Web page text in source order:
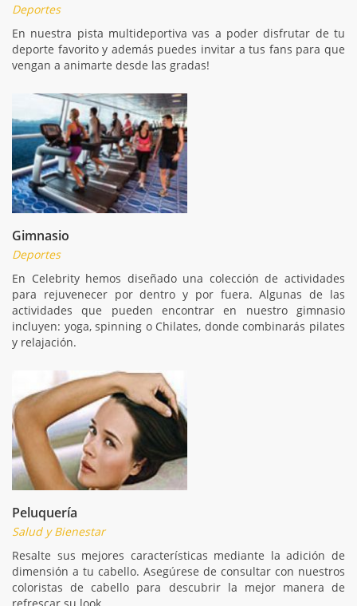
Deportes
En nuestra pista multideportiva vas a poder disfrutar de tu
deporte favorito y además puedes invitar a tus fans para que
vengan a animarte desde las gradas!
Gimnasio
Deportes
En Celebrity hemos diseñado una colección de actividades
para rejuvenecer por dentro y por fuera. Algunas de las
actividades que pueden encontrar en nuestro gimnasio
incluyen: yoga, spinning o Chilates, donde combinarás pilates
y relajación.
Peluquería
Salud y Bienestar
Resalte sus mejores características mediante la adición de
dimensión a tu cabello. Asegúrese de consultar con nuestros
coloristas de cabello para descubrir la mejor manera de